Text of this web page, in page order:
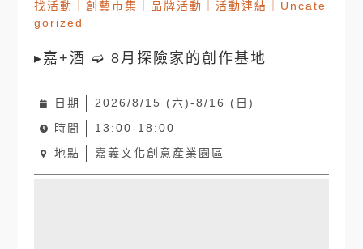
找活動 ｜創藝市集 品牌活動 ｜活動連結
Uncate
gorized
▸嘉+酒 ➫ 8月探險家的創作基地
日期
2026/8/15 (六)-8/16 (日)
時間
13:00-18:00
地點
嘉義文化創意產業園區